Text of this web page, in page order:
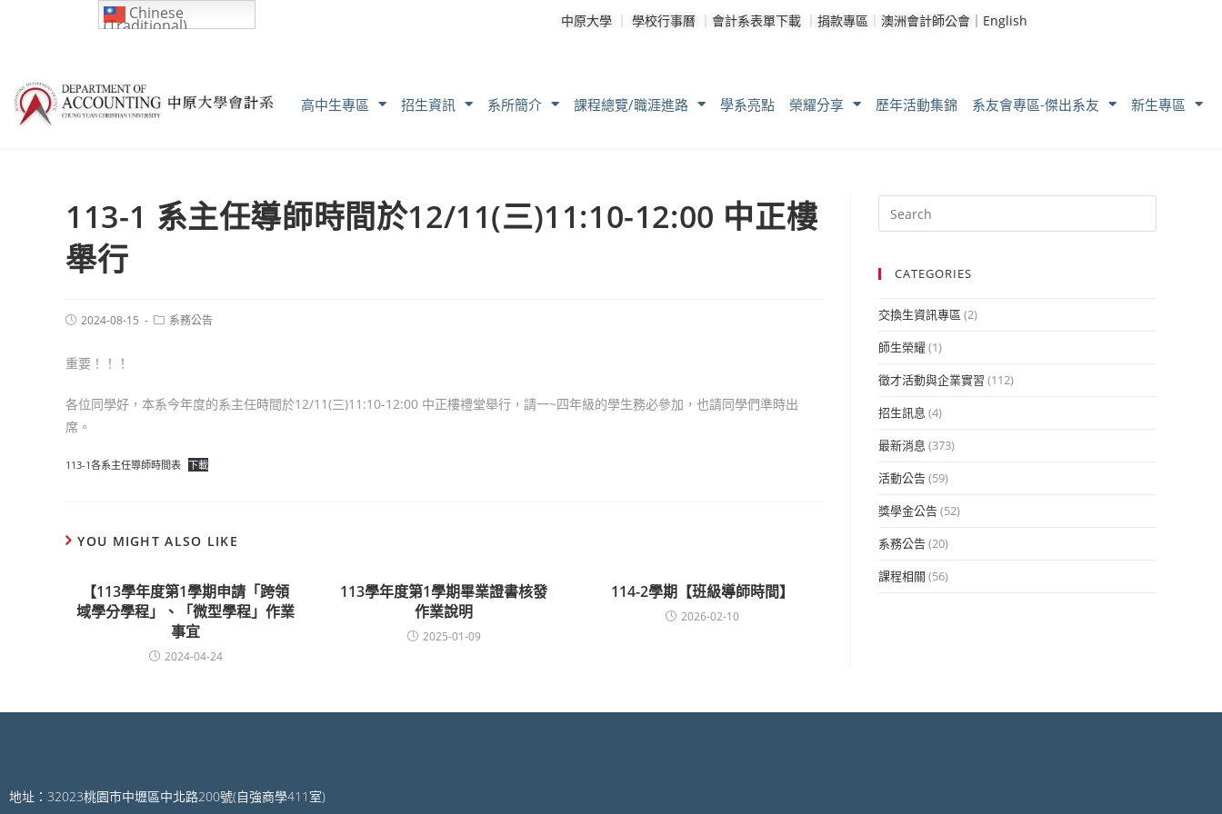
中原大學 ｜ 學校行事曆 ｜ 會計系表單下載 ｜ 捐款專區 ｜ 澳洲會計師公會｜ English
高中生專區 招生資訊 系所簡介 課程總覽/職涯進路 學系亮點 榮耀分享 歷年活動集錦 系友會專區-傑出系友 新生專區
113-1 系主任導師時間於12/11(三)11:10-12:00 中正樓
舉行
2024-08-15 系務公告
重要！！！
各位同學好，本系今年度的系主任時間於12/11(三)11:10-12:00 中正樓禮堂舉行，請一~四年級的學生務必參加，也請同學們準時出
席。
113-1各系主任導師時間表 下載
YOU MIGHT ALSO LIKE
【113學年度第1學期申請「跨領
域學分學程」、「微型學程」作業
事宜
2024-04-24
113學年度第1學期畢業證書核發
作業說明
2025-01-09
114-2學期【班級導師時間】
2026-02-10
CATEGORIES
交換生資訊專區 (2)
師生榮耀(1)
徵才活動與企業實習 (112)
招生訊息 (4)
最新消息 (373)
活動公告(59)
獎學金公告(52)
系務公告(20)
課程相關 (56)
地址：32023桃園市中壢區中北路200號(自強商學411室)
Chinese
(Traditional)